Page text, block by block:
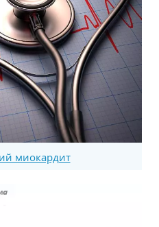
миокардит